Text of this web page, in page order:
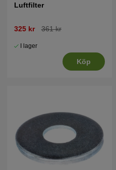
Luftfilter
325 kr 361 kr
I lager
Köp